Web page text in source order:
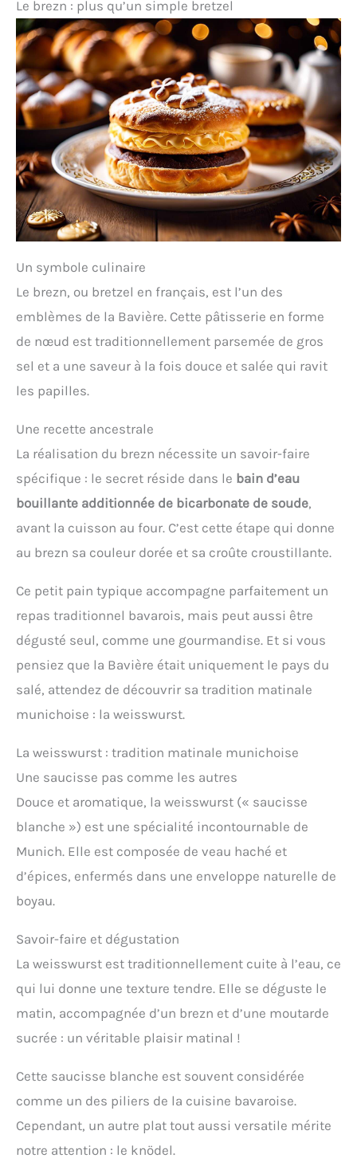
Le brezn : plus qu’un simple bretzel
Un symbole culinaire
Le brezn, ou bretzel en français, est l’un des
emblèmes de la Bavière. Cette pâtisserie en forme
de nœud est traditionnellement parsemée de gros
sel et a une saveur à la fois douce et salée qui ravit
les papilles.
Une recette ancestrale
La réalisation du brezn nécessite un savoir-faire
spécifique : le secret réside dans le bain d’eau
bouillante additionnée de bicarbonate de soude,
avant la cuisson au four. C’est cette étape qui donne
au brezn sa couleur dorée et sa croûte croustillante.
Ce petit pain typique accompagne parfaitement un
repas traditionnel bavarois, mais peut aussi être
dégusté seul, comme une gourmandise. Et si vous
pensiez que la Bavière était uniquement le pays du
salé, attendez de découvrir sa tradition matinale
munichoise : la weisswurst.
La weisswurst : tradition matinale munichoise
Une saucisse pas comme les autres
Douce et aromatique, la weisswurst (« saucisse
blanche ») est une spécialité incontournable de
Munich. Elle est composée de veau haché et
d’épices, enfermés dans une enveloppe naturelle de
boyau.
Savoir-faire et dégustation
La weisswurst est traditionnellement cuite à l’eau, ce
qui lui donne une texture tendre. Elle se déguste le
matin, accompagnée d’un brezn et d’une moutarde
sucrée : un véritable plaisir matinal !
Cette saucisse blanche est souvent considérée
comme un des piliers de la cuisine bavaroise.
Cependant, un autre plat tout aussi versatile mérite
notre attention : le knödel.